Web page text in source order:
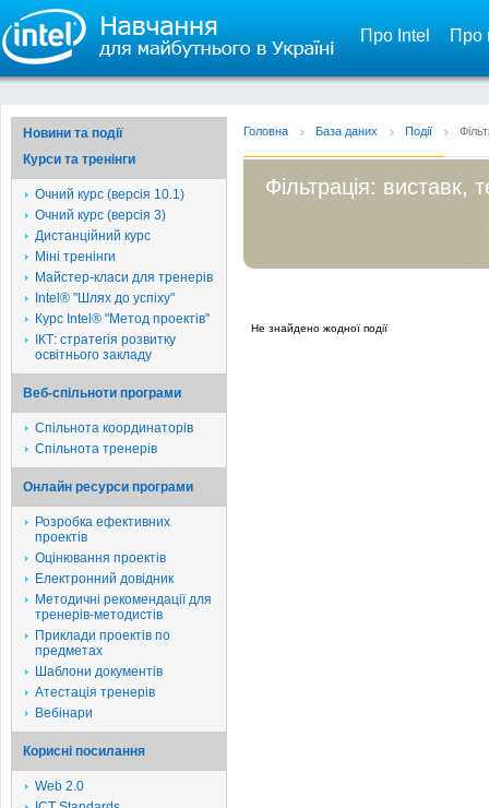
Про Intel Про
Новини та події
Курси та тренінги
Очний курс (версія 10.1)
Очний курс (версія 3)
Дистанційний курс
Міні тренінги
Майстер-класи для тренерів
Intel® "Шлях до успіху"
Курс Intel® "Метод проектів"
ІКТ: стратегія розвитку
освітнього закладу
Веб-спільноти програми
Спільнота координаторів
Спільнота тренерів
Онлайн ресурси програми
Розробка ефективних
проектів
Оцінювання проектів
Електронний довідник
Методичні рекомендації для
тренерів-методистів
Приклади проектів по
предметах
Шаблони документів
Атестація тренерів
Вебінари
Корисні посилання
Web 2.0
Головна База даних Події
Фільтрація: виставк,
Не знайдено жодної події